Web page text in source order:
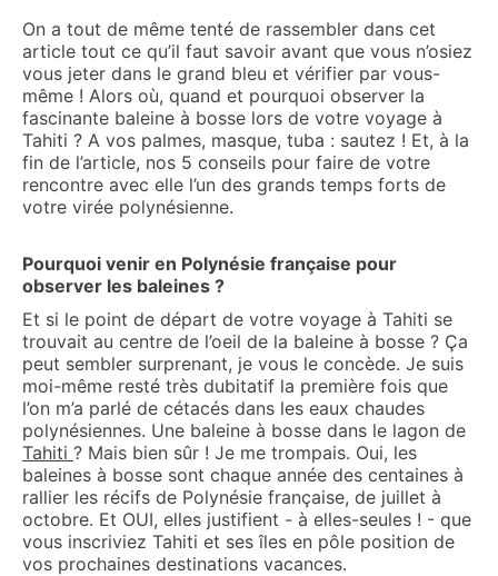
On a tout de même tenté de rassembler dans cet
article tout ce qu’il faut savoir avant que vous n’osiez
vous jeter dans le grand bleu et vérifier par vous-
même ! Alors où, quand et pourquoi observer la
fascinante baleine à bosse lors de votre voyage à
Tahiti ? A vos palmes, masque, tuba : sautez ! Et, à la
fin de l’article, nos 5 conseils pour faire de votre
rencontre avec elle l’un des grands temps forts de
votre virée polynésienne.
Pourquoi venir en Polynésie française pour
observer les baleines ?
Et si le point de départ de votre voyage à Tahiti se
trouvait au centre de l’oeil de la baleine à bosse ? Ça
peut sembler surprenant, je vous le concède. Je suis
moi-même resté très dubitatif la première fois que
l’on m’a parlé de cétacés dans les eaux chaudes
polynésiennes. Une baleine à bosse dans le lagon de
Tahiti ? Mais bien sûr ! Je me trompais. Oui, les
baleines à bosse sont chaque année des centaines à
rallier les récifs de Polynésie française, de juillet à
octobre. Et OUI, elles justifient - à elles-seules ! - que
vous inscriviez Tahiti et ses îles en pôle position de
vos prochaines destinations vacances.